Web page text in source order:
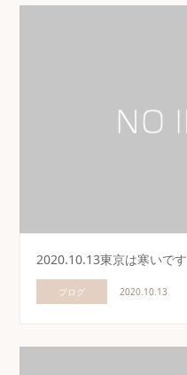
2020.10.13東京は寒いです
ブログ 2020.10.13